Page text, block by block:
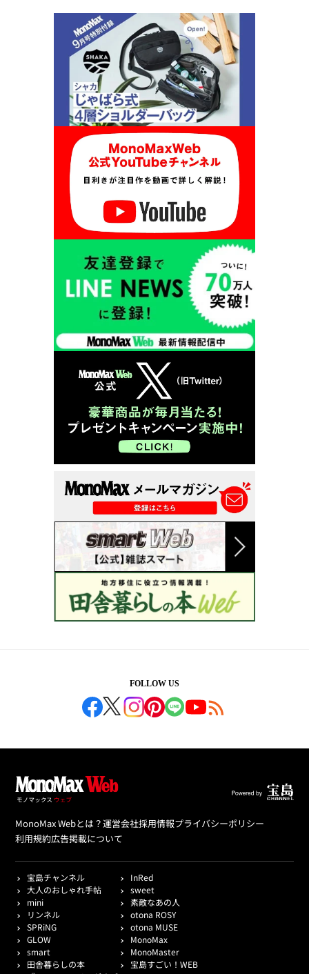
FOLLOW US
MonoMax Webとは？運営会社採用情報プライバシーポリシー
利用規約広告掲載について
宝島チャンネル
InRed
大人のおしゃれ手帖
sweet
mini
素敵なあの人
リンネル
otona ROSY
SPRiNG
otona MUSE
GLOW
MonoMax
smart
MonoMaster
田舎暮らしの本
宝島すごい！WEB